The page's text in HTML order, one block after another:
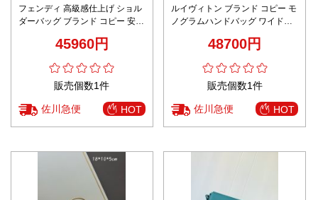
フェンディ 高級感仕上げ ショル
ダーバッグ ブランド コピー 安全
級レベル仕様45960円
販売個数1件
佐川急便 HOT
ルイヴィトン ブランド コピー モ
ノグラムハンドバッグ ワイドス
設計 精密ディテール
48700円
販売個数1件
佐川急便 HOT